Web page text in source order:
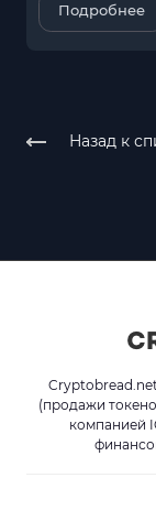
Подробнее
Назад к
(продажи
компанией